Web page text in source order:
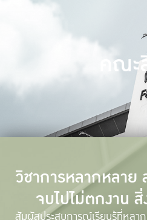
คณ
วิชาการหลากหลาย
จบไปไม่ตกงาน